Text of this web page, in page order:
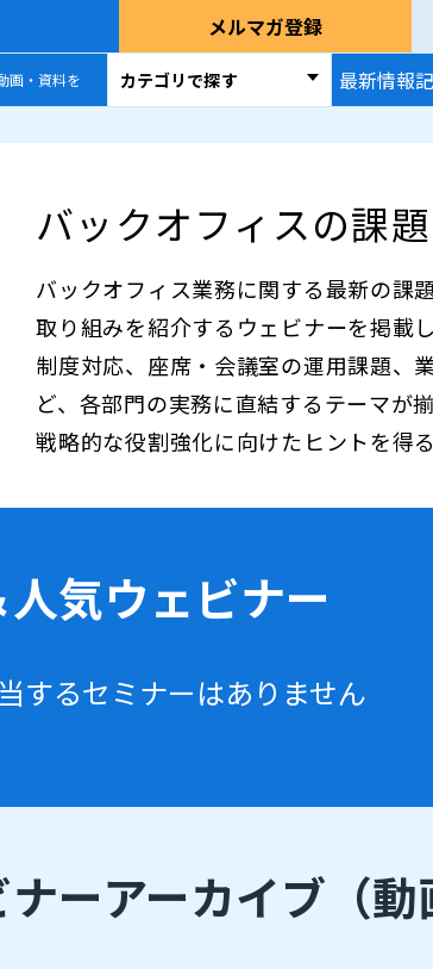
メルマガ登録
画・資料を カテゴリで探す 最新情報
バックオフィスの課
バックオフィス業務に関する最新の課
取り組みを紹介するウェビナーを掲載
制度対応、座席・会議室の運用課題、
ど、各部門の実務に直結するテーマが
戦略的な役割強化に向けたヒントを得
気ウェビナー
するセミナーはありません
ーアーカイブ （